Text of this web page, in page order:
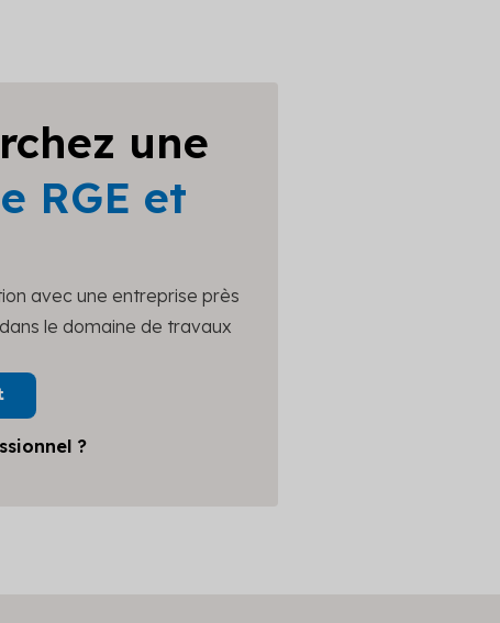
une
RGE et
avec une entreprise près
le domaine de travaux
?